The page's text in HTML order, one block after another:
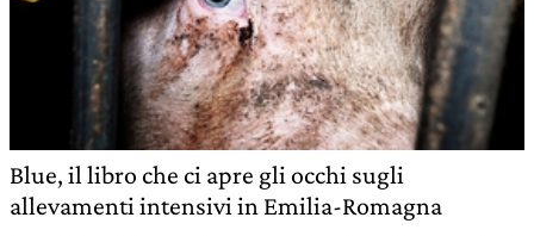
Blue, il libro che ci apre gli occhi sugli
allevamenti intensivi in Emilia-Romagna